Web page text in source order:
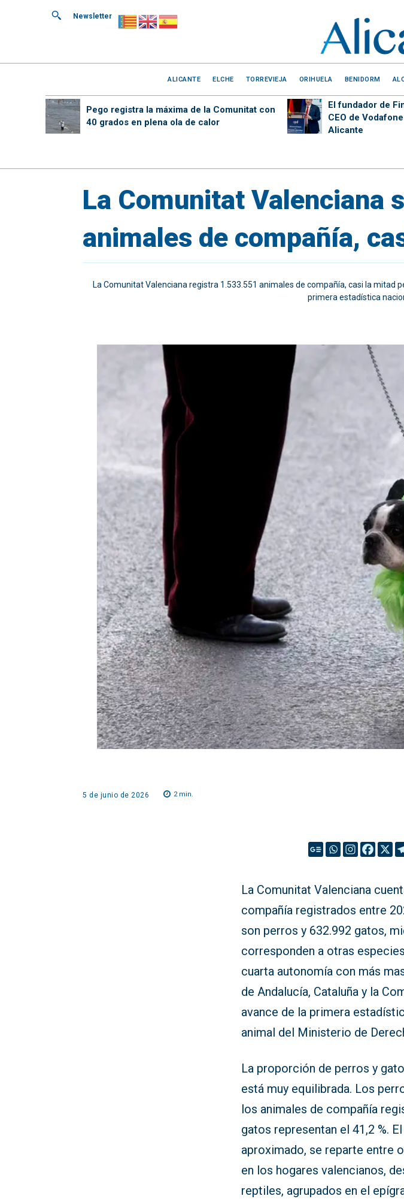
Newsletter
ALICANTE ELCHE TORREVIEJA ORIHUELA BENIDORM
Pego registra la máxima de la Comunitat con
40 grados en plena ola de calor
El fundador de
CEO de
Alicante
La Comunitat Valenciana
animales de compañía,
La Comunitat Valenciana registra 1.533.551 animales de compañía, casi la
primera estadística
5 de junio de 2026 2min.
La Comunitat Valenciana
compañía registrados entre
son perros y 632.992 gatos,
corresponden a otras
cuarta autonomía con más
de Andalucía, Cataluña y la
avance de la primera
animal del Ministerio de
La proporción de perros y
está muy equilibrada. Los
los animales de compañía
gatos representan el 41,2 %.
aproximado, se reparte entre
en los hogares valencianos,
reptiles, agrupados en el